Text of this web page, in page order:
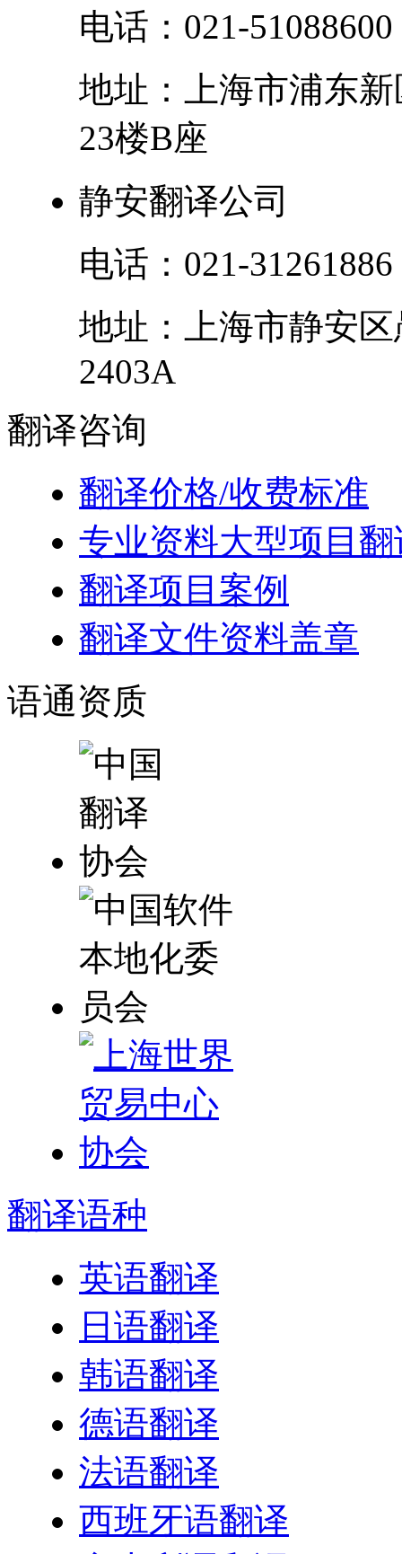
电话： 021-51088600
地址：
上海市浦东新
23楼B座
静安翻译公司
电话： 021-31261886
地址：
上海市静安区
2403A
翻译咨询
翻译价格/收费标准
专业资料大型项目翻
翻译项目案例
翻译文件资料盖章
语通资质
翻译语种
英语翻译
日语翻译
韩语翻译
德语翻译
法语翻译
西班牙语翻译